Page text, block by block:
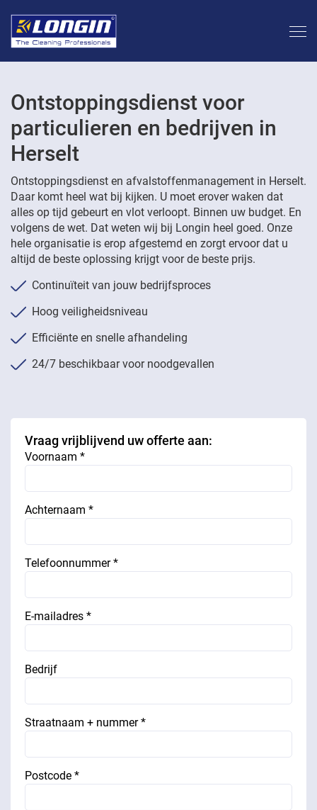
Ontstoppingsdienst voor
particulieren en bedrijven in
Herselt
Ontstoppingsdienst en afvalstoffenmanagement in Herselt.
Daar komt heel wat bij kijken. U moet erover waken dat
alles op tijd gebeurt en vlot verloopt. Binnen uw budget. En
volgens de wet. Dat weten wij bij Longin heel goed. Onze
hele organisatie is erop afgestemd en zorgt ervoor dat u
altijd de beste oplossing krijgt voor de beste prijs.
Continuïteit van jouw bedrijfsproces
Hoog veiligheidsniveau
Efficiënte en snelle afhandeling
24/7 beschikbaar voor noodgevallen
Vraag vrijblijvend uw offerte aan:
Voornaam *
Achternaam *
Telefoonnummer *
E-mailadres *
Bedrijf
Straatnaam + nummer *
Postcode *